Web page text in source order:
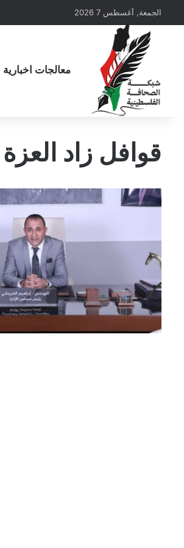
الجمعة, أغسطس 7 2026
معالجات اخبارية
قوافل زاد العزة